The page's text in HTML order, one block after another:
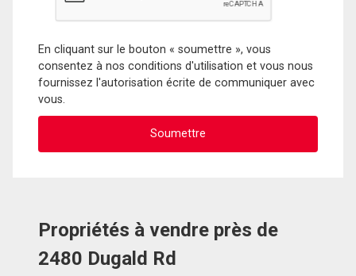
En cliquant sur le bouton « soumettre », vous
consentez à nos conditions d'utilisation et vous nous
fournissez l'autorisation écrite de communiquer avec
vous.
Propriétés à vendre près de
2480 Dugald Rd